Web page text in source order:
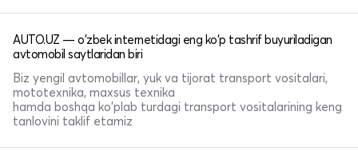
AUTO.UZ — o'zbek internetidagi eng ko'p tashrif buyuriladigan
avtomobil saytlaridan biri
Biz yengil avtomobillar, yuk va tijorat transport vositalari,
mototexnika, maxsus texnika
hamda boshqa ko'plab turdagi transport vositalarining keng
tanlovini taklif etamiz